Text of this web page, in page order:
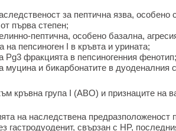
за пептична язва, особено
първа степен;
пептична, особено базална,
на пепсиноген I в кръвта и урината;
Pg3 фракцията в пепсиногенния фенотип;
муцина и бикарбонатите в дуоденалния
кръвна група I (ABO) и признаците на
на наследствена предразположеност
гастродуоденит, свързан с HP,